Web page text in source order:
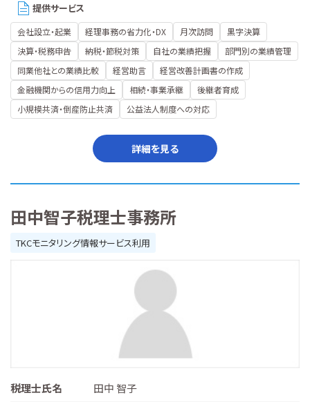
提供サービス
会社設立・起業 経理事務の省力化・DX 月次訪問
黒字決算
決算・税務申告
納税・節税対策 自社の業績把握
部門別の業績管理
同業他社との業績比較
経営助言
経営改善計画書の作成
金融機関からの信用力向上
相続・事業承継
後継者育成
小規模共済・倒産防止共済
公益法人制度への対応
詳細を見る
田中智子税理士事務所
TKCモニタリング情報サービス利用
税理士氏名
田中 智子